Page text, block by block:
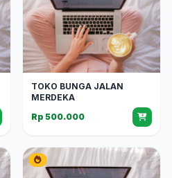
TOKO BUNGA JALAN
MERDEKA
Rp 500.000